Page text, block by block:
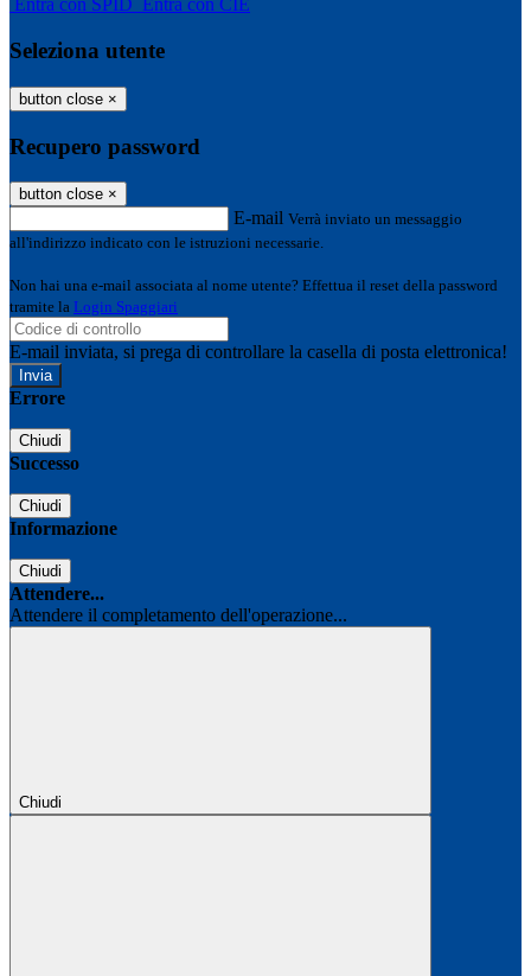
Entra con SPID Entra con CIE
Seleziona utente
button close ×
Recupero password
button close ×
E-mail Verrà inviato un messaggio
all'indirizzo indicato con le istruzioni necessarie.
Non hai una e-mail associata al nome utente? Effettua il reset della password
tramite la Login Spaggiari
E-mail inviata, si prega di controllare la casella di posta elettronica!
Errore
Chiudi
Successo
Chiudi
Informazione
Chiudi
Attendere...
Attendere il completamento dell'operazione...
Chiudi